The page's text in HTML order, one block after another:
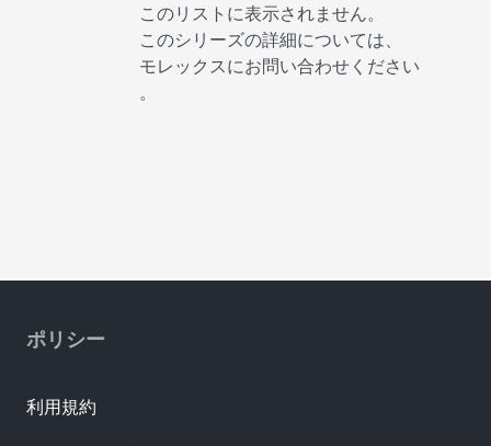
このリストに表示されません。
このシリーズの詳細については、
モレックスにお問い合わせください
。
ポリシー
利用規約